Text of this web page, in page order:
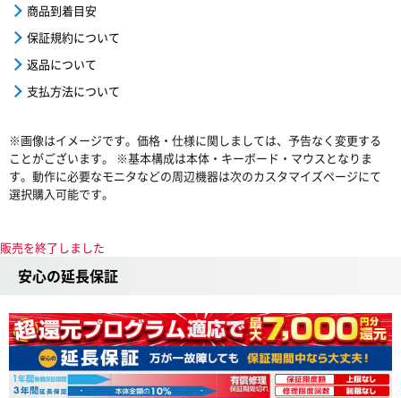
商品到着目安
保証規約について
返品について
支払方法について
※画像はイメージです。価格・仕様に関しましては、予告なく変更する
ことがございます。 ※基本構成は本体・キーボード・マウスとなりま
す。動作に必要なモニタなどの周辺機器は次のカスタマイズページにて
選択購入可能です。
販売を終了しました
安心の延長保証